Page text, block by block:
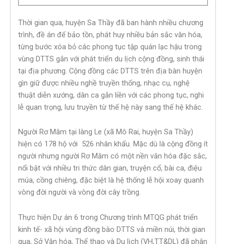
Thời gian qua, huyện Sa Thầy đã ban hành nhiều chương
trình, đề án để bảo tồn, phát huy nhiều bản sắc văn hóa,
từng bước xóa bỏ các phong tục tập quán lạc hậu trong
vùng DTTS gắn với phát triển du lịch cộng đồng, sinh thái
tại địa phương. Cộng đồng các DTTS trên địa bàn huyện
gìn giữ được nhiều nghề truyền thống, nhạc cụ, nghệ
thuật diễn xướng, dân ca gắn liền với các phong tục, nghi
lễ quan trọng, lưu truyền từ thế hệ này sang thế hệ khác.
Người Rơ Măm tại làng Le (xã Mô Rai, huyện Sa Thầy)
hiện có 178 hộ với 526 nhân khẩu. Mặc dù là cộng đồng ít
người nhưng người Rơ Măm có một nền văn hóa đặc sắc,
nổi bật với nhiều tri thức dân gian, truyện cổ, bài ca, điệu
múa, cồng chiêng, đặc biệt là hệ thống lễ hội xoay quanh
vòng đời người và vòng đời cây trồng.
Thực hiện Dự án 6 trong Chương trình MTQG phát triển
kinh tế- xã hội vùng đồng bào DTTS và miền núi, thời gian
qua, Sở Văn hóa, Thể thao và Du lịch (VH,TT&DL) đã phân